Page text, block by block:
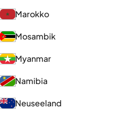
Marokko
Mosambik
Myanmar
Namibia
Neuseeland